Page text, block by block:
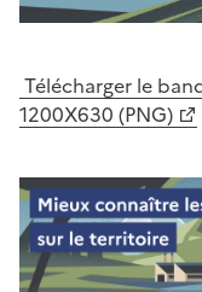
Télécharger le
1200X630 (PNG)